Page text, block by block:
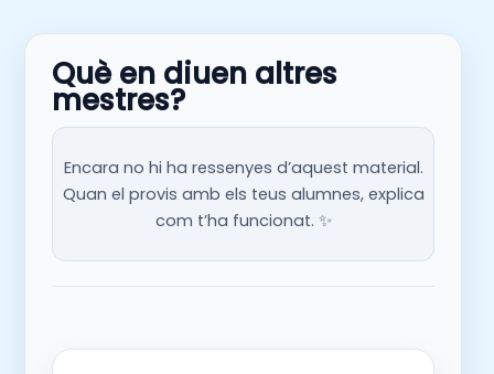
Què en diuen altres
mestres?
Encara no hi ha ressenyes d’aquest material.
Quan el provis amb els teus alumnes, explica
com t’ha funcionat. ✨